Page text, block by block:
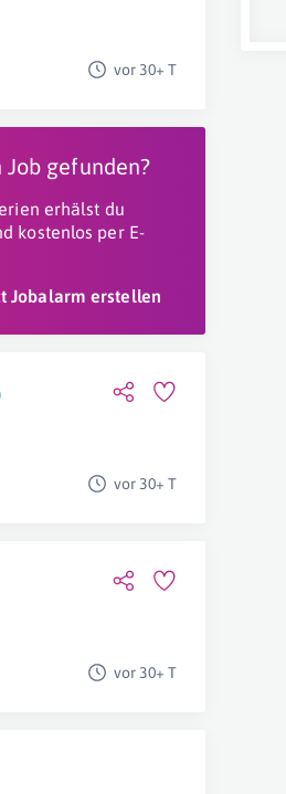
vor 30+ T
gefunden?
erhälst du
kostenlos per E-
Jobalarm erstellen
vor 30+ T
vor 30+ T